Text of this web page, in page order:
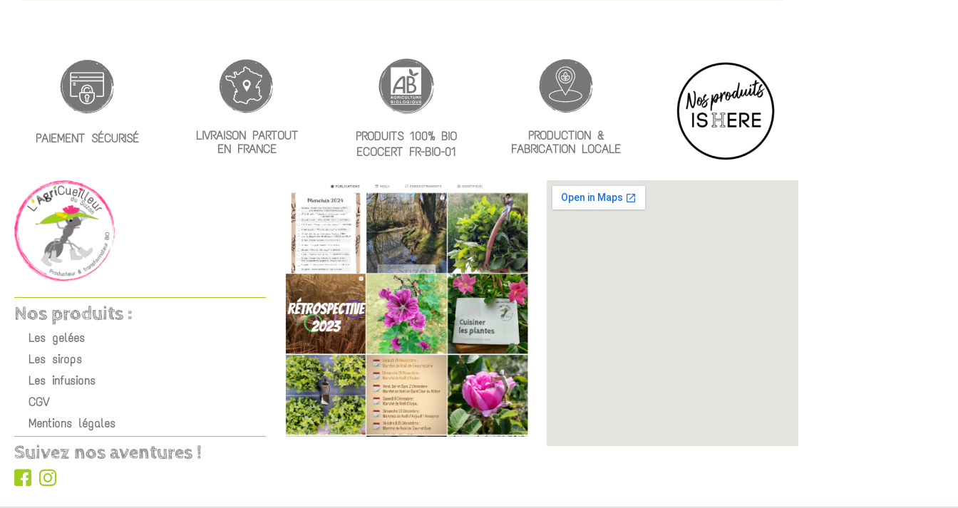
PAIEMENT SÉCURISÉ
LIVRAISON PARTOUT
EN FRANCE
PRODUITS 100% BIO
ECOCERT FR-BIO-01
PRODUCTION &
FABRICATION LOCALE
Nos produits :
Les gelées
Les sirops
Les infusions
CGV
Mentions légales
Suivez nos aventures !